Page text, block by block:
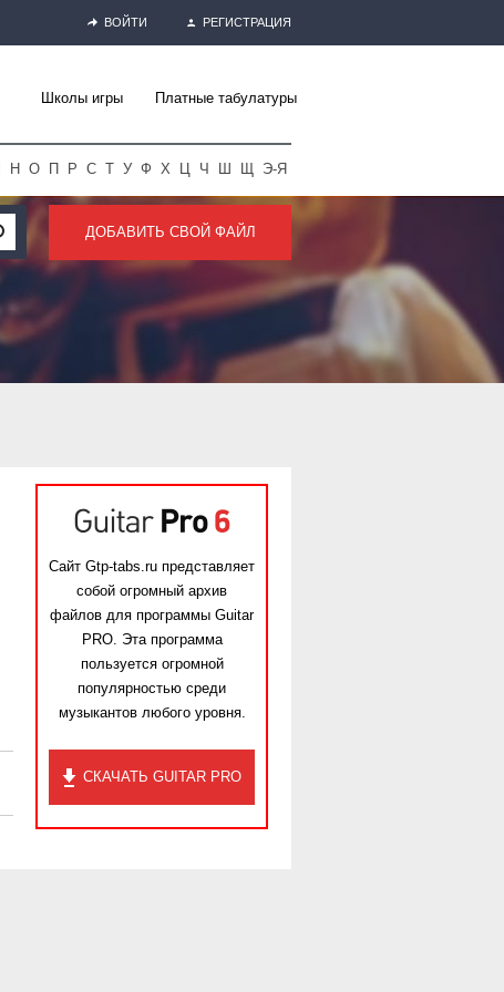
ВОЙТИ РЕГИСТРАЦИЯ
Школы игры Платные табулатуры
Н О П Р С Т У Ф Х Ц Ч Ш Щ Э-Я
ДОБАВИТЬ СВОЙ ФАЙЛ
Сайт Gtp-tabs.ru представляет
собой огромный архив
файлов для программы Guitar
PRO. Эта программа
пользуется огромной
популярностью среди
музыкантов любого уровня.
СКАЧАТЬ GUITAR PRO